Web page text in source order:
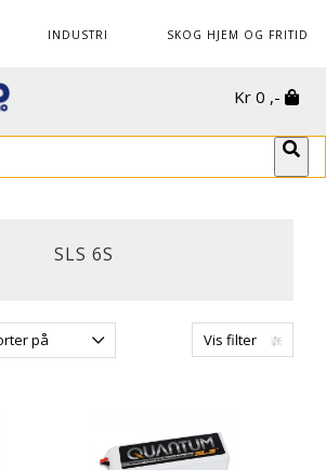
INDUSTRI SKOG HJEM OG FRITID
Kr 0 ,-
SLS 6S
Vis filter
på